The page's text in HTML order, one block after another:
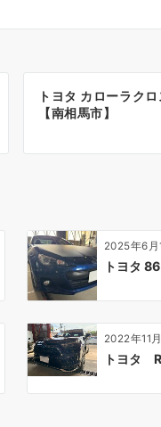
トヨタ カローラク
【南相馬市】
2025年6月
トヨタ
2022年11
トヨタ